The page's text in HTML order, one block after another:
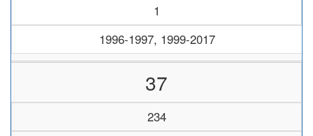
1
1996-1997, 1999-2017
37
234